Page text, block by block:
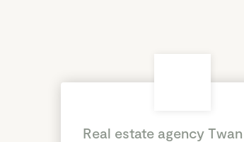
Real estate agency